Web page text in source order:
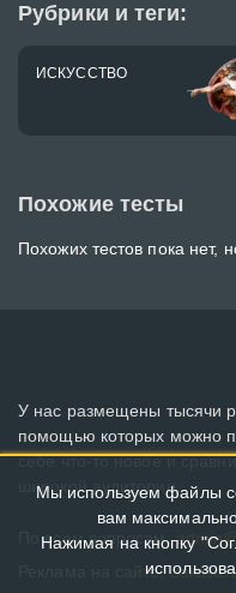
Рубрики и теги:
ИСКУССТВО
Похожие тесты
Похожих тестов пока нет,
У нас размещены тысячи
помощью которых можно
себе что-то новое и
широкой аудитории.
По всем вопросам:
Реклама на сайте:
Мы используем файлы
вам
Нажимая на кнопку